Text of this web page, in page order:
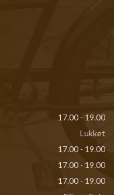
17.00 - 19.00
Lukket
17.00 - 19.00
17.00 - 19.00
17.00 - 19.00